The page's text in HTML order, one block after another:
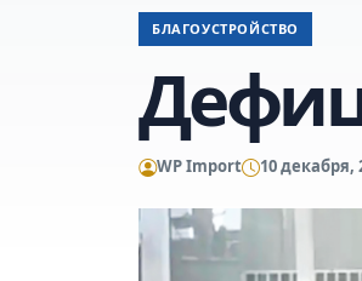
БЛАГОУСТРОЙСТВО
WP Import 10 декабря,